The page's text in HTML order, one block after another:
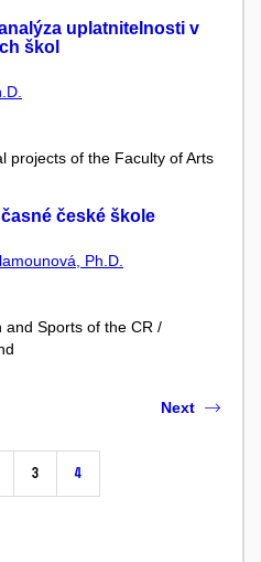
uplatnitelnosti v
škol
projects of the Faculty of Arts
české škole
Ph.D.
and Sports of the CR /
3 4
Next